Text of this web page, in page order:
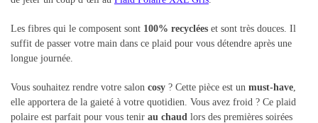
Les fibres qui le composent sont 100% recyclées et sont très douces. Il
suffit de passer votre main dans ce plaid pour vous détendre après une
longue journée.
Vous souhaitez rendre votre salon cosy ? Cette pièce est un must-have
elle apportera de la gaieté à votre quotidien. Vous avez froid ? Ce plaid
polaire est parfait pour vous tenir au chaud lors des premières soirées